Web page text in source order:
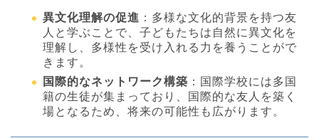
異文化理解の促進 ：多様な文化的背景を持つ友
人と学ぶことで、子どもたちは自然に異文化を
理解し、多様性を受け入れる力を養うことがで
きます。
国際的なネットワーク構築 ：国際学校には多国
籍の生徒が集まっており、国際的な友人を築く
場となるため、将来の可能性も広がります。